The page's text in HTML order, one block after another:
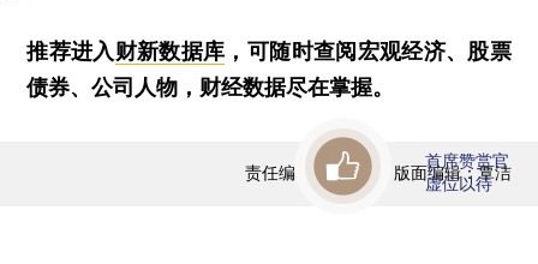
推荐进入财新数据库 ，可随时查阅宏观经济、股票
债券、公司人物，财经数据尽在掌握。
责任编辑：陈慧颖 | 版面编辑：覃洁
首席赞赏官
虚位以待